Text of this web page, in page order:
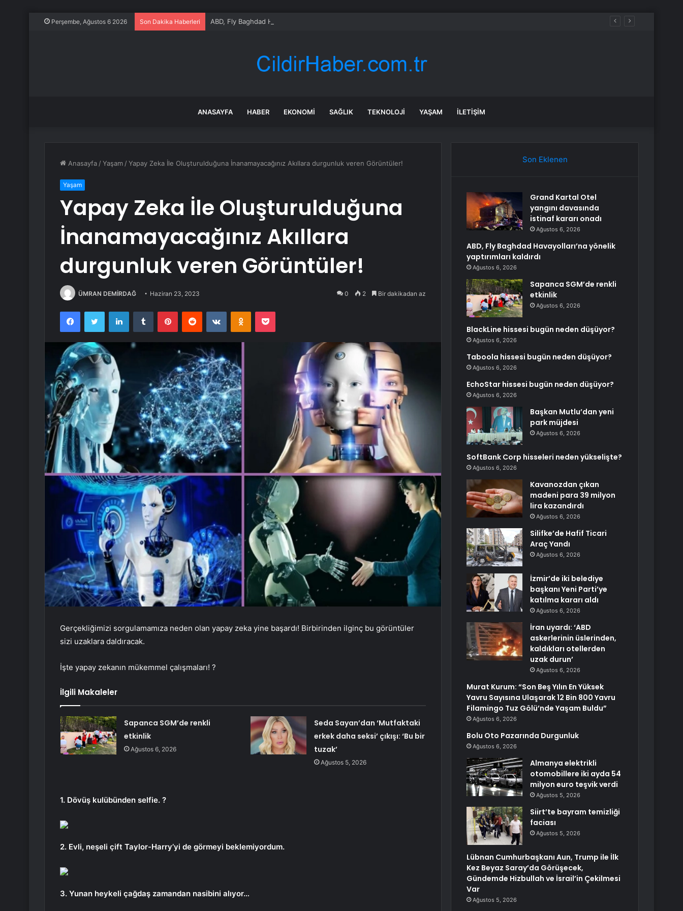
Perşembe, Ağustos 6 2026 Son Dakika Haberleri ABD, Fly Baghdad Havayolları’na yönelik yaptırımları kaldırdı
ANASAYFA HABER EKONOMI SAĞLIK TEKNOLOJI YAŞAM İLETIŞIM
Anasayfa /Yaşam /Yapay Zeka İle Oluşturulduğuna İnanamayacağınız Akıllara durgunluk veren Görüntüler!
Yaşam
Yapay Zeka İle Oluşturulduğuna
İnanamayacağınız Akıllara
durgunluk veren Görüntüler!
ÜMRAN DEMİRDAĞ Haziran 23, 2023 0 2 Bir dakikadan az
FacebookTwitter LinkedInTumblr PinterestReddit VKontakteOdnoklassniki
Pocket
Gerçekliğimizi sorgulamamıza neden olan yapay zeka yine başardı! Birbirinden ilginç bu görüntüler
sizi uzaklara daldıracak.
İşte yapay zekanın mükemmel çalışmaları! ?
İlgili Makaleler
Sapanca SGM’de renkli
etkinlik
Ağustos 6, 2026
Seda Sayan’dan ‘Mutfaktaki
erkek daha seksi’ çıkışı: ‘Bu bir
tuzak’
Ağustos 5, 2026
1. Dövüş kulübünden selfie. ?
2. Evli, neşeli çift Taylor-Harry’yi de görmeyi beklemiyordum.
3. Yunan heykeli çağdaş zamandan nasibini alıyor…
Son Eklenen
Grand Kartal Otel
yangını davasında
istinaf kararı onadı
Ağustos 6, 2026
ABD, Fly Baghdad Havayolları’na yönelik
yaptırımları kaldırdı
Ağustos 6, 2026
Sapanca SGM’de renkli
etkinlik
Ağustos 6, 2026
BlackLine hissesi bugün neden düşüyor?
Ağustos 6, 2026
Taboola hissesi bugün neden düşüyor?
Ağustos 6, 2026
EchoStar hissesi bugün neden düşüyor?
Ağustos 6, 2026
Başkan Mutlu’dan yeni
park müjdesi
Ağustos 6, 2026
SoftBank Corp hisseleri neden yükselişte?
Ağustos 6, 2026
Kavanozdan çıkan
madeni para 39 milyon
lira kazandırdı
Ağustos 6, 2026
Silifke’de Hafif Ticari
Araç Yandı
Ağustos 6, 2026
İzmir’de iki belediye
başkanı Yeni Parti’ye
katılma kararı aldı
Ağustos 6, 2026
İran uyardı: ‘ABD
askerlerinin üslerinden,
kaldıkları otellerden
uzak durun’
Ağustos 6, 2026
Murat Kurum: “Son Beş Yılın En Yüksek
Yavru Sayısına Ulaşarak 12 Bin 800 Yavru
Filamingo Tuz Gölü’nde Yaşam Buldu”
Ağustos 6, 2026
Bolu Oto Pazarında Durgunluk
Ağustos 6, 2026
Almanya elektrikli
otomobillere iki ayda 54
milyon euro teşvik verdi
Ağustos 5, 2026
Siirt’te bayram temizliği
faciası
Ağustos 5, 2026
Lübnan Cumhurbaşkanı Aun, Trump ile İlk
Kez Beyaz Saray’da Görüşecek,
Gündemde Hizbullah ve İsrail’in Çekilmesi
Var
Ağustos 5, 2026